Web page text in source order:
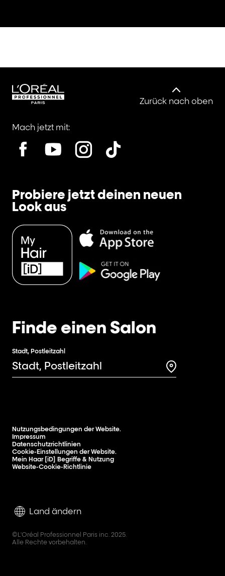
Zurück nach oben
Mach jetzt mit:
Probiere jetzt deinen neuen
Look aus
Finde einen Salon
Stadt, Postleitzahl
Search for a
Land ändern
©L'Oréal Professionnel Paris inc. 2025.
Alle Rechte vorbehalten.
Nutzungsbedingungen der Website.
Impressum
Datenschutzrichtlinien
Cookie-Einstellungen der Website.
Mein Haar [iD] Begriffe & Nutzung
Website-Cookie-Richtlinie